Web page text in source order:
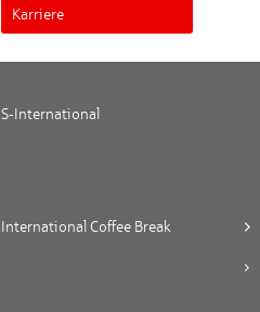
Karriere
S-International
International Coffee Break